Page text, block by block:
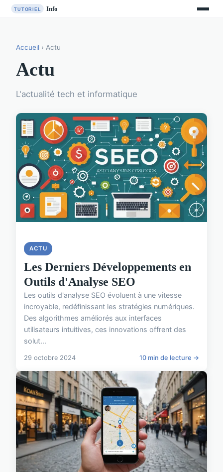
Accueil › Actu
Actu
L'actualité tech et informatique
ACTU
Les Derniers Développements en
Outils d'Analyse SEO
Les outils d'analyse SEO évoluent à une vitesse
incroyable, redéfinissant les stratégies numériques.
Des algorithmes améliorés aux interfaces
utilisateurs intuitives, ces innovations offrent des
solut...
29 octobre 2024 10 min de lecture →